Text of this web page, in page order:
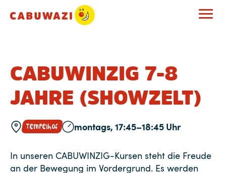
CABUWINZIG 7-8
JAHRE (SHOWZELT)
Tempelhof montags, 17:45–18:45 Uhr
In unseren CABUWINZIG-Kursen steht die Freude
an der Bewegung im Vordergrund. Es werden